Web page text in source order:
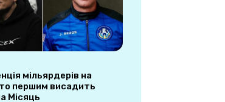
мільярдерів на
першим висадить
Місяць